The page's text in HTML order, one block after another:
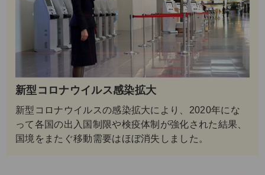
新型コロナウイルス感染拡大
新型コロナウイルスの感染拡大により、2020年にな
って各国の出入国制限や検疫体制が強化された結果、
国境をまたぐ移動需要はほぼ消失しました。